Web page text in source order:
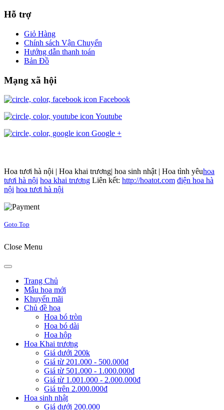
Hỗ trợ
Giỏ Hàng
Chính sách Vận Chuyển
Hướng dẫn thanh toán
Bản Đồ
Mạng xã hội
Facebook
Youtube
Google +
Hoa tươi hà nội | Hoa khai trương| hoa sinh nhật | Hoa tình yêuhoa
tươi hà nội hoa khai trương Liên kết: http://hoatot.com điện hoa hà
nội hoa tươi hà nội
Goto Top
Close Menu
Trang Chủ
Mẫu hoa mới
Khuyến mãi
Chủ đề hoa
Hoa bó tròn
Hoa bó dài
Hoa hộp
Hoa Khai trương
Giá dưới 200k
Giá từ 201.000 - 500.000đ
Giá từ 501.000 - 1.000.000đ
Giá từ 1.001.000 - 2.000.000đ
Giá trên 2.000.000đ
Hoa sinh nhật
Giá dưới 200.000